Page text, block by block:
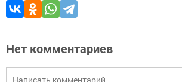
Нет комментариев